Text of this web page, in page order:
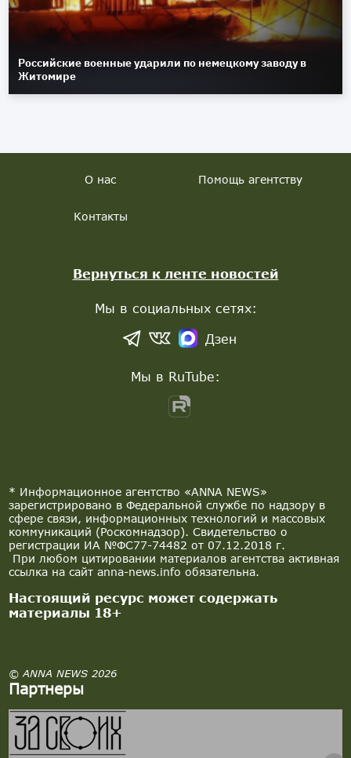
Российские военные ударили по немецкому заводу в
Житомире
* Информационное агентство «ANNA NEWS»
зарегистрировано в Федеральной службе по надзору в
сфере связи, информационных технологий и массовых
коммуникаций (Роскомнадзор). Свидетельство о
регистрации ИА №ФС77-74482 от 07.12.2018 г.
При любом цитировании материалов агентства активная
ссылка на сайт anna-news.info обязательна.
Настоящий ресурс может содержать
материалы 18+
© ANNA NEWS 2026
Партнеры
О нас Помощь агентству
Контакты
Вернуться к ленте новостей
Мы в социальных сетях:
Дзен
Мы в RuTube: